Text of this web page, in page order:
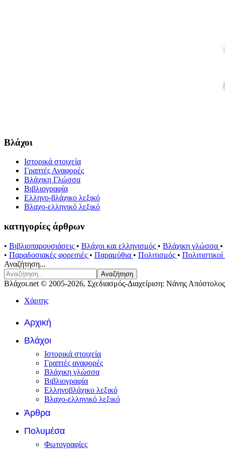
Βλάχοι
Ιστορικά στοιχεία
Γραπτές Αναφορές
Βλάχικη Γλώσσα
Βιβλιογραφία
Ελληνο-βλάχικο λεξικό
Βλαχο-ελληνικό λεξικό
κατηγορίες άρθρων
• Βιβλιοπαρουσιάσεις • Βλάχοι και ελληνισμός • Βλάχικη γλώσσα •
• Παραδοσιακές φορεσιές • Παραμύθια • Πολιτισμός •
Αναζήτηση...
Αναζήτηση
Βλάχοι.net © 2005-2026, Σχεδιασμός-Διαχείριση: Νάνης Απόστολος
Χάρτης
Αρχική
Βλάχοι
Ιστορικά στοιχεία
Γραπτές αναφορές
Βλάχικη γλώσσα
Βιβλιογραφία
Ελληνοβλάχικο λεξικό
Βλαχο-ελληνικό λεξικό
Άρθρα
Πολυμέσα
Φωτογραφίες